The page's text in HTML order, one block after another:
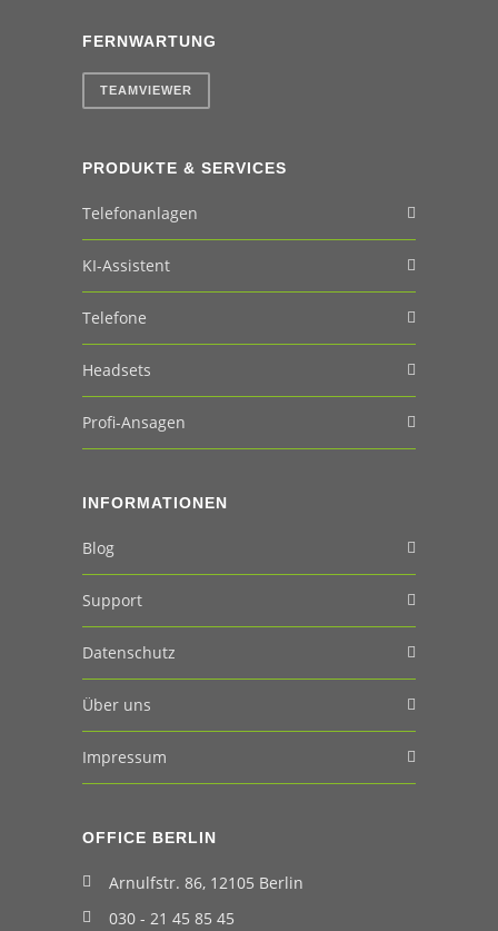
FERNWARTUNG
TEAMVIEWER
PRODUKTE & SERVICES
Telefonanlagen
KI-Assistent
Telefone
Headsets
Profi-Ansagen
INFORMATIONEN
Blog
Support
Datenschutz
Über uns
Impressum
OFFICE BERLIN
Arnulfstr. 86, 12105 Berlin
030 - 21 45 85 45